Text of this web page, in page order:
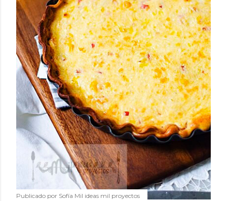
Publicado por Sofía Mil ideas mil proyectos